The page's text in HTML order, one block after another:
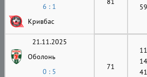
6 : 1
Кривбас
21.11.2025
Оболонь
0 : 5
71